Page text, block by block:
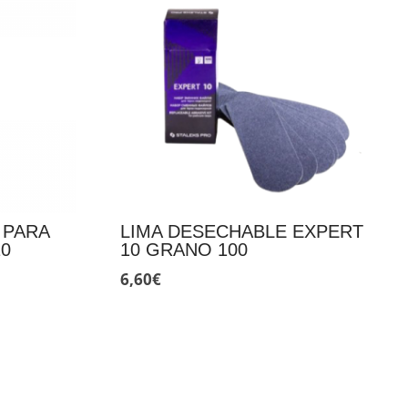
LIMA DESECHABLE EXPERT
10 GRANO 100
6,60€